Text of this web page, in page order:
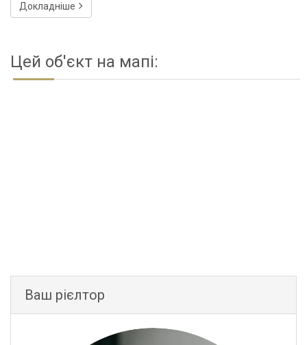
Докладніше
Цей об'єкт на мапі:
Ваш рієлтор